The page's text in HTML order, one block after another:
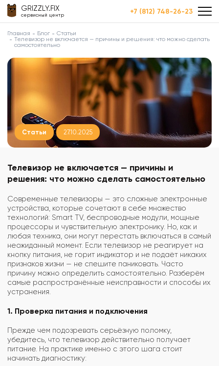
GRIZZLY.FIX
сервисный центр +7 (812) 748-26-23
Главная Блог
Статьи
Телевизор не включается — причины и решения: что можно сделать
самостоятельно
Статьи 27.10.2025
Телевизор не включается — причины и
решения: что можно сделать самостоятельно
Современные телевизоры — это сложные электронные
устройства, которые сочетают в себе множество
технологий: Smart TV, беспроводные модули, мощные
процессоры и чувствительную электронику. Но, как и
любая техника, они могут перестать включаться в самый
неожиданный момент. Если телевизор не реагирует на
кнопку питания, не горит индикатор и не подаёт никаких
признаков жизни — не спешите паниковать. Часто
причину можно определить самостоятельно. Разберём
самые распространённые неисправности и способы их
устранения.
1. Проверка питания и подключения
Прежде чем подозревать серьёзную поломку,
убедитесь, что телевизор действительно получает
питание. На практике именно с этого шага стоит
начинать диагностику: